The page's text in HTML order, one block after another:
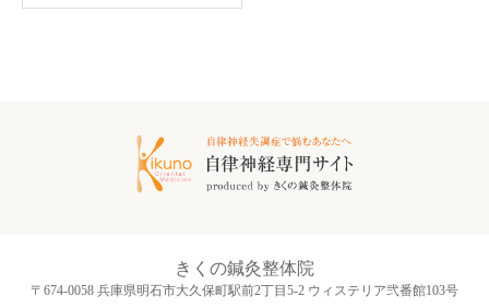
きくの鍼灸整体院
〒674-0058 兵庫県明石市大久保町駅前2丁目5-2 ウィステリア弐番館103号